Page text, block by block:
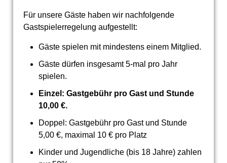
Für unsere Gäste haben wir nachfolgende
Gastspielerregelung aufgestellt:
Gäste spielen mit mindestens einem Mitglied.
Gäste dürfen insgesamt 5-mal pro Jahr
spielen.
Einzel: Gastgebühr pro Gast und Stunde
10,00 €.
Doppel: Gastgebühr pro Gast und Stunde
5,00 €, maximal 10 € pro Platz
Kinder und Jugendliche (bis 18 Jahre) zahlen